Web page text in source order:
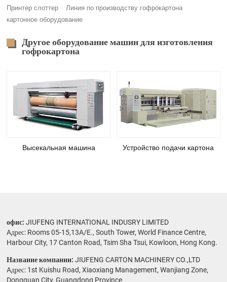
Принтер слоттер
Линия по производству гофрокартона
картонное оборудование
Другое оборудование машин для изготовления
гофрокартона
Высекальная машина Устройство подачи картона
офис: JIUFENG INTERNATIONAL INDUSRY LIMITED
Aдрес: Rooms 05-15,13A/E., South Tower, World Finance Centre,
Harbour City, 17 Canton Road, Tsim Sha Tsui, Kowloon, Hong Kong.
Название компании: JIUFENG CARTON MACHINERY CO.,LTD
Aдрес: 1st Kuishu Road, Xiaoxiang Management, Wanjiang Zone,
Dongguan City, Guangdong Province